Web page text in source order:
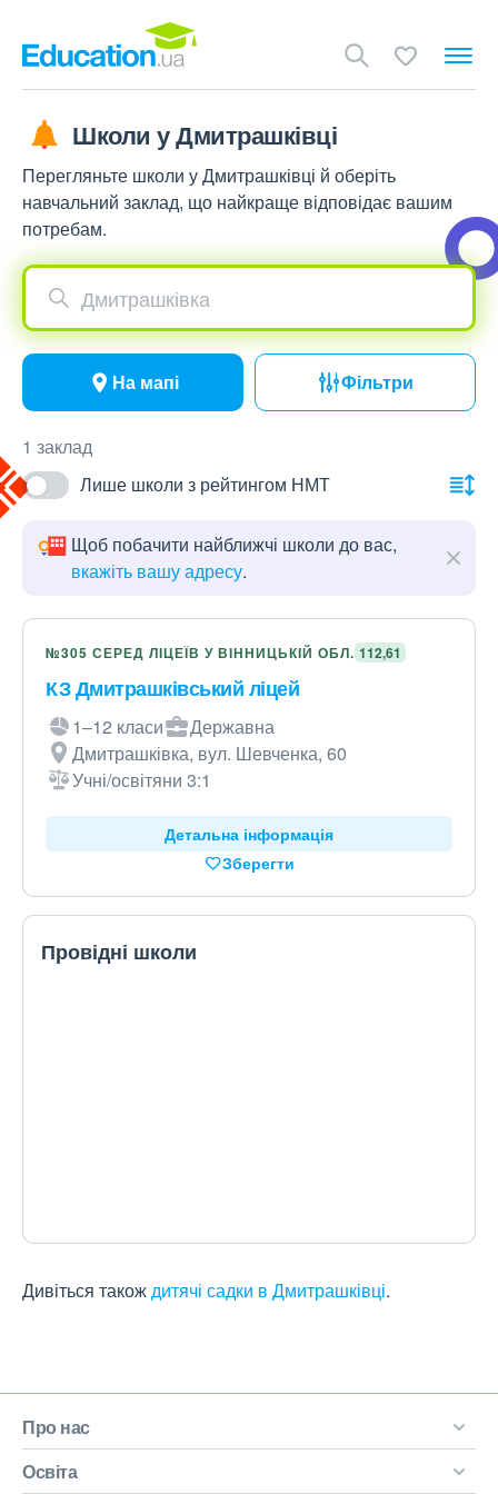
Школи у Дмитрашківці
Перегляньте школи у Дмитрашківці й оберіть
навчальний заклад, що найкраще відповідає вашим
потребам.
Дмитрашківка
На мапі Фільтри
1 заклад
Лише школи з рейтингом НМТ
Щоб побачити найближчі школи до вас,
вкажіть вашу адресу.
№305 СЕРЕД ЛІЦЕЇВ У ВІННИЦЬКІЙ ОБЛ. 112,61
КЗ Дмитрашківський ліцей
1–12 класи
Державна
Дмитрашківка, вул. Шевченка, 60
Учні/освітяни 3:1
Детальна інформація
Зберегти
Провідні школи
Дивіться такождитячі садки в Дмитрашківці.
Про нас
Освіта